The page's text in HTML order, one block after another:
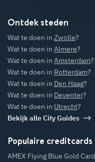
Ontdek steden
Wat te doen in Zwolle?
Wat te doen in Almere?
Wat te doen in Amsterdam?
Wat te doen in Rotterdam?
Wat te doen in Den Haag?
Wat te doen in Deventer?
Wat te doen in Utrecht?
Bekijk alle City Guides
Populaire creditcards
AMEX Flying Blue Gold Card